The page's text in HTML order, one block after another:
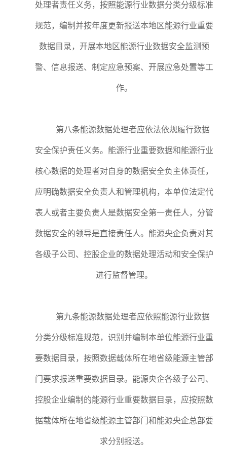
处理者责任义务，按照能源行业数据分类分级标准
规范，编制并按年度更新报送本地区能源行业重要
数据目录，开展本地区能源行业数据安全监测预
警、信息报送、制定应急预案、开展应急处置等工
作。
第八条能源数据处理者应依法依规履行数据
安全保护责任义务。能源行业重要数据和能源行业
核心数据的处理者对自身的数据安全负主体责任，
应明确数据安全负责人和管理机构，本单位法定代
表人或者主要负责人是数据安全第一责任人，分管
数据安全的领导是直接责任人。能源央企负责对其
各级子公司、控股企业的数据处理活动和安全保护
进行监督管理。
第九条能源数据处理者应依照能源行业数据
分类分级标准规范，识别并编制本单位能源行业重
要数据目录，按照数据载体所在地省级能源主管部
门要求报送重要数据目录。能源央企各级子公司、
控股企业编制的能源行业重要数据目录，应按照数
据载体所在地省级能源主管部门和能源央企总部要
求分别报送。